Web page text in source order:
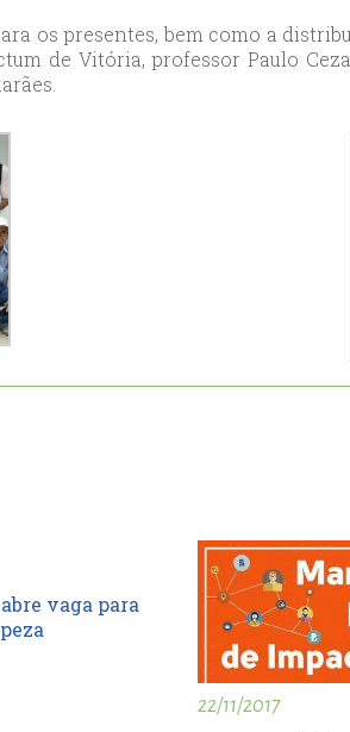
os presentes, bem como a
de Vitória, professor Paulo
vaga para
22/11/2017